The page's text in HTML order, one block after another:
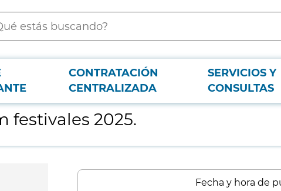
CONTRATACIÓN
CENTRALIZADA
SERVICIOS Y
CONSULTAS
festivales 2025.
Fecha y hora de